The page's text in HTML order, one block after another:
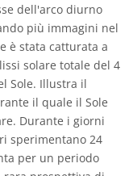
dell'arco diurno
più immagini nel
è stata catturata a
solare totale del 4
Sole. Illustra il
il quale il Sole
Durante i giorni
sperimentano 24
per un periodo